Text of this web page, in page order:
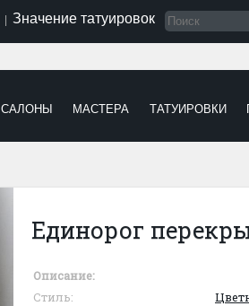
Значение татуировок
САЛОНЫ МАСТЕРА ТАТУИРОВКИ
Единорог
Описание:
Стиль: